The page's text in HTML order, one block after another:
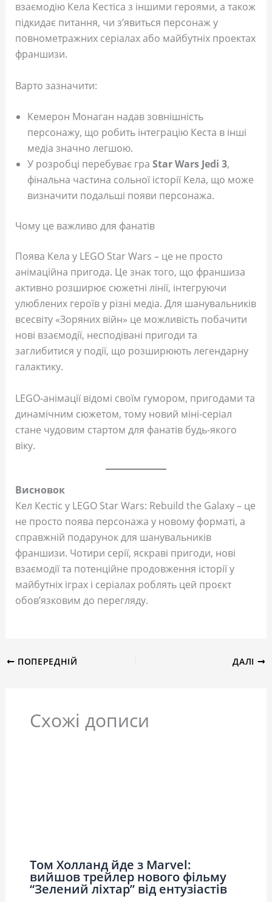
взаємодію Кела Кестіса з іншими героями, а також
підкидає питання, чи з’явиться персонаж у
повнометражних серіалах або майбутніх проектах
франшизи.
Варто зазначити:
Кемерон Монаган надав зовнішність
персонажу, що робить інтеграцію Кеста в інші
медіа значно легшою.
У розробці перебуває гра Star Wars Jedi 3,
фінальна частина сольної історії Кела, що може
визначити подальші появи персонажа.
Чому це важливо для фанатів
Поява Кела у LEGO Star Wars – це не просто
анімаційна пригода. Це знак того, що франшиза
активно розширює сюжетні лінії, інтегруючи
улюблених героїв у різні медіа. Для шанувальників
всесвіту «Зоряних війн» це можливість побачити
нові взаємодії, несподівані пригоди та
заглибитися у події, що розширюють легендарну
галактику.
LEGO-анімації відомі своїм гумором, пригодами та
динамічним сюжетом, тому новий міні-серіал
стане чудовим стартом для фанатів будь-якого
віку.
Висновок
Кел Кестіс у LEGO Star Wars: Rebuild the Galaxy – це
не просто поява персонажа у новому форматі, а
справжній подарунок для шанувальників
франшизи. Чотири серії, яскраві пригоди, нові
взаємодії та потенційне продовження історії у
майбутніх іграх і серіалах роблять цей проєкт
обов’язковим до перегляду.
ПОПЕРЕДНІЙ ДАЛІ
Схожі дописи
Том Холланд йде з Marvel:
вийшов трейлер нового фільму
“Зелений ліхтар” від ентузіастів